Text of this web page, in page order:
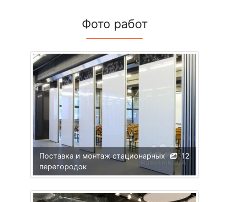
Фото работ
12
Поставка и монтаж стационарных
перегородок